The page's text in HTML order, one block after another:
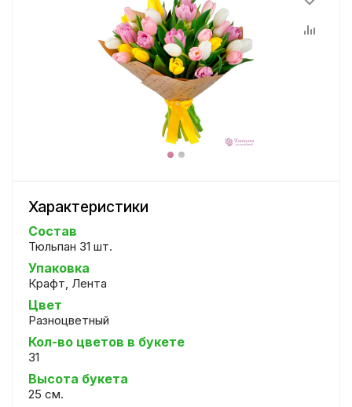
Характеристики
Состав
Тюльпан 31 шт.
Упаковка
Крафт, Лента
Цвет
Разноцветный
Кол-во цветов в букете
31
Высота букета
25 см.